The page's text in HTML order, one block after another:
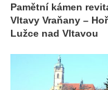
Pamětní kámen
Vltavy Vraňany –
Lužce nad Vltavou